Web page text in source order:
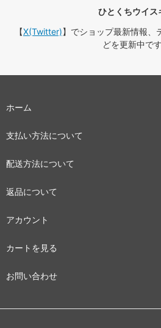
ひとくちウイス
【X(Twitter)】でショップ最新情報、
どを更新中です
ホーム
支払い方法について
配送方法について
返品について
アカウント
カートを見る
お問い合わせ